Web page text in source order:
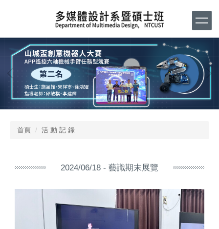
要
區
首頁 活 動 記 錄
2024/06/18 - 藝識期末展覽